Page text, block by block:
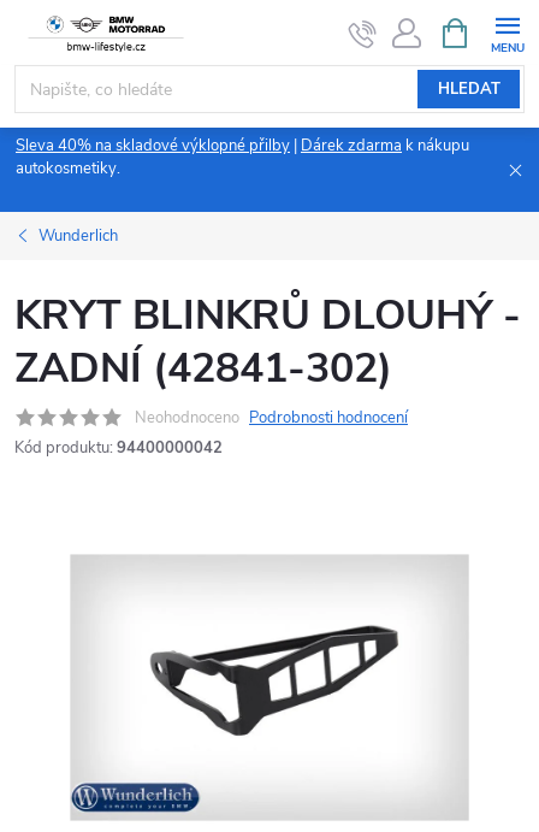
obsah
HLEDAT
NÁKUPNÍ
KOŠÍK
Sleva 40% na skladové výklopné přilby Dárek zdarma k nákupu
autokosmetiky.
Wunderlich
KRYT BLINKRŮ DLOUHÝ -
ZADNÍ (42841-302)
Neohodnoceno Podrobnosti hodnocení
Kód produktu: 94400000042